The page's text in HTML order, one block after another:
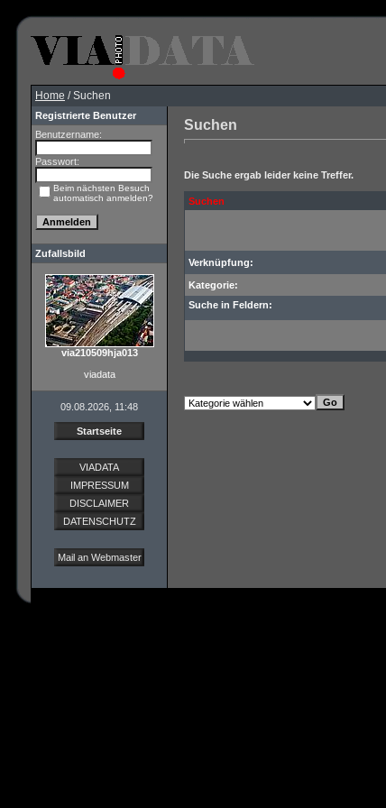
Home / Suchen
Registrierte Benutzer
Benutzername:
Passwort:
Beim nächsten Besuch
automatisch anmelden?
Zufallsbild
via210509hja013
viadata
09.08.2026, 11:48
Startseite
VIADATA
IMPRESSUM
DISCLAIMER
DATENSCHUTZ
Mail an Webmaster
Suchen
Die Suche ergab leider keine Treffer.
Suchen
Verknüpfung:
Kategorie:
Suche in Feldern: